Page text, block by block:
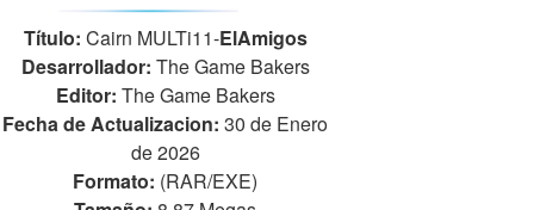
Título: Cairn MULTi11-ElAmigos
Desarrollador: The Game Bakers
Editor: The Game Bakers
Fecha de Actualizacion: 30 de Enero
de 2026
Formato: (RAR/EXE)